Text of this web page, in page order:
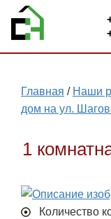
Главная / Наши
дом на ул.
1
Количество